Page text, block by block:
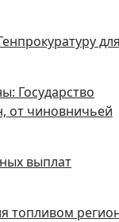
для
Государство
от чиновничьей
выплат
топливом